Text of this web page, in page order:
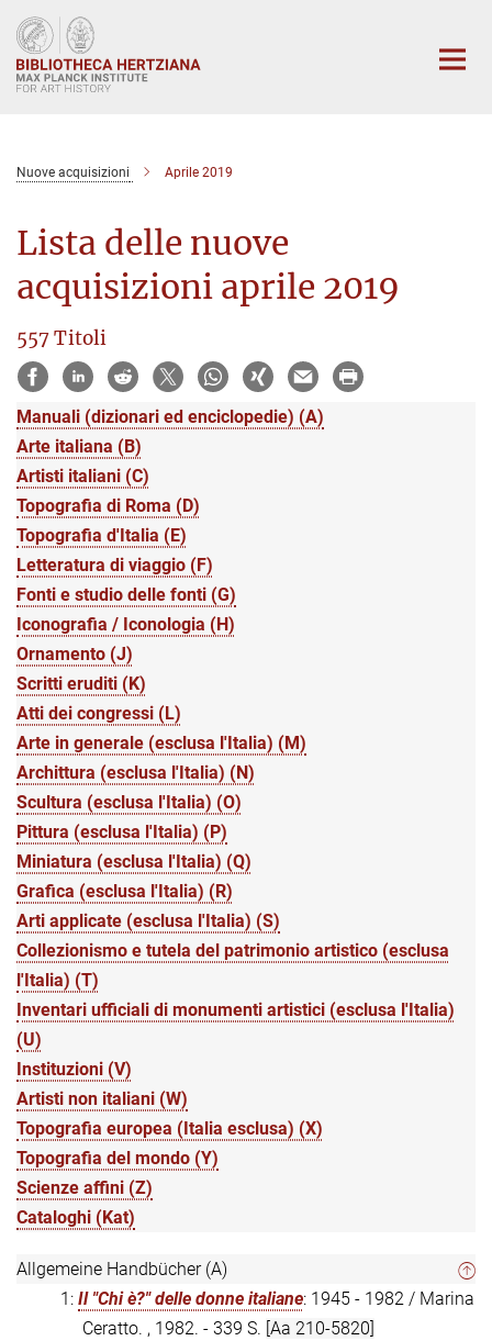
Main-
Content
Nuove acquisizioni Aprile 2019
Lista delle nuove
acquisizioni aprile 2019
557 Titoli
Manuali (dizionari ed enciclopedie) (A)
Arte italiana (B)
Artisti italiani (C)
Topografia di Roma (D)
Topografia d'Italia (E)
Letteratura di viaggio (F)
Fonti e studio delle fonti (G)
Iconografia / Iconologia (H)
Ornamento (J)
Scritti eruditi (K)
Atti dei congressi (L)
Arte in generale (esclusa l'Italia) (M)
Archittura (esclusa l'Italia) (N)
Scultura (esclusa l'Italia) (O)
Pittura (esclusa l'Italia) (P)
Miniatura (esclusa l'Italia) (Q)
Grafica (esclusa l'Italia) (R)
Arti applicate (esclusa l'Italia) (S)
Collezionismo e tutela del patrimonio artistico (esclusa
l'Italia) (T)
Inventari ufficiali di monumenti artistici (esclusa l'Italia)
(U)
Instituzioni (V)
Artisti non italiani (W)
Topografia europea (Italia esclusa) (X)
Topografia del mondo (Y)
Scienze affini (Z)
Cataloghi (Kat)
Allgemeine Handbücher (A)
1: Il "Chi è?" delle donne italiane: 1945 - 1982 / Marina
Ceratto. , 1982. - 339 S. [Aa 210-5820]